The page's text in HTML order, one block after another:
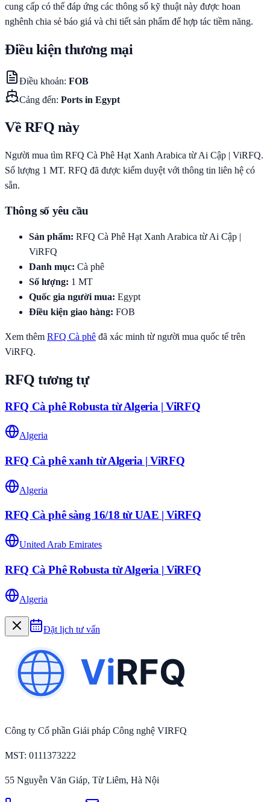
cung cấp có thể đáp ứng các thông số kỹ thuật này được hoan
nghênh chia sẻ báo giá và chi tiết sản phẩm để hợp tác tiềm năng.
Điều kiện thương mại
Điều khoản: FOB
Cảng đến: Ports in Egypt
Về RFQ này
Người mua tìm RFQ Cà Phê Hạt Xanh Arabica từ Ai Cập | ViRFQ.
Số lượng 1 MT. RFQ đã được kiểm duyệt với thông tin liên hệ có
sẵn.
Thông số yêu cầu
Sản phẩm: RFQ Cà Phê Hạt Xanh Arabica từ Ai Cập |
ViRFQ
Danh mục: Cà phê
Số lượng: 1 MT
Quốc gia người mua: Egypt
Điều kiện giao hàng: FOB
Xem thêm RFQ Cà phê đã xác minh từ người mua quốc tế trên
ViRFQ.
RFQ tương tự
RFQ Cà phê Robusta từ Algeria | ViRFQ
Algeria
RFQ Cà phê xanh từ Algeria | ViRFQ
Algeria
RFQ Cà phê sàng 16/18 từ UAE | ViRFQ
United Arab Emirates
RFQ Cà Phê Robusta từ Algeria | ViRFQ
Algeria
Đặt lịch tư vấn
Công ty Cổ phần Giải pháp Công nghệ VIRFQ
MST: 0111373222
55 Nguyễn Văn Giáp, Từ Liêm, Hà Nội